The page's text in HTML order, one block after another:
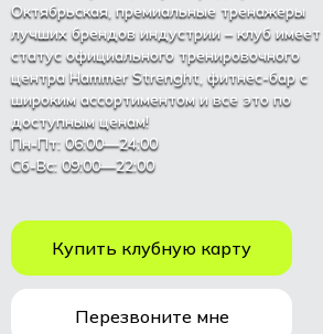
Октябрьская, премиальные тренажеры
лучших брендов индустрии – клуб имеет
статус официального тренировочного
центра Hammer Strenght, фитнес-бар с
широким ассортиментом и все это по
доступным ценам!
Пн-Пт: 06:00—24:00
Сб-Вс: 09:00—22:00
Купить клубную карту
Перезвоните мне